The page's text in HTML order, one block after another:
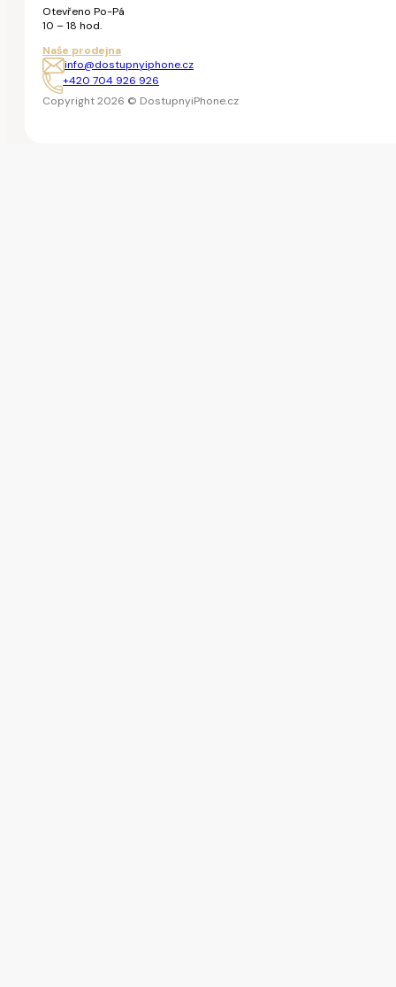
Otevřeno Po-Pá
10 – 18 hod.
Naše prodejna
info@dostupnyiphone.cz
+420 704 926 926
Copyright 2026 © DostupnyiPhone.cz